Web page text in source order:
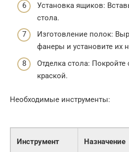
Установка ящиков:
стола.
Изготовление полок:
фанеры и установите их
Отделка стола:
краской.
Необходимые инструменты:
Инструмент Назначение